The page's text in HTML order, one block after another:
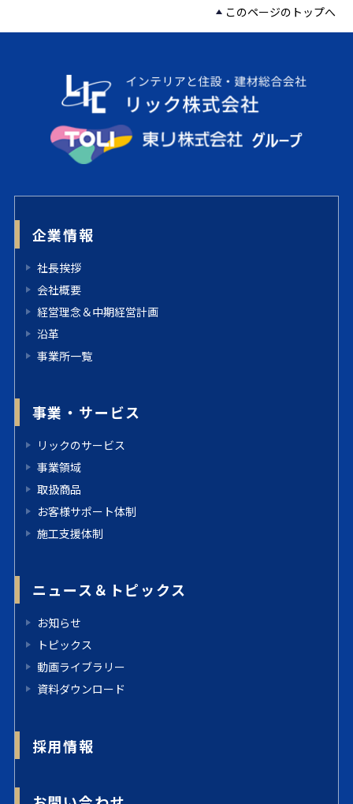
このページのトップへ
企業情報
社長挨拶
会社概要
経営理念＆中期経営計画
沿革
事業所一覧
事業・サービス
リックのサービス
事業領域
取扱商品
お客様サポート体制
施工支援体制
ニュース＆トピックス
お知らせ
トピックス
動画ライブラリー
資料ダウンロード
採用情報